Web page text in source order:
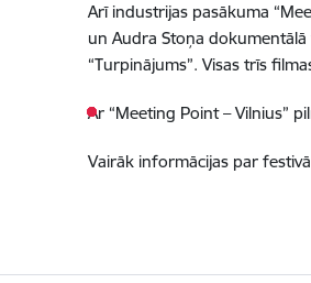
Arī industrijas pasākuma
un Audra Stoņa dokumentālā
“Turpinājums”. Visas trīs
Ar “Meeting Point – Vilnius”
Vairāk informācijas par